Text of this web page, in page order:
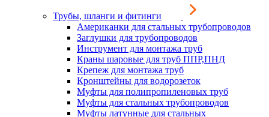
Трубы, шланги и фитинги
Американки для стальных трубопроводов
Заглушки для трубопроводов
Инструмент для монтажа труб
Краны шаровые для труб ППР,ПНД
Крепеж для монтажа труб
Кронштейны для водорозеток
Муфты для полипропиленовых труб
Муфты для стальных трубопроводов
Муфты латунные для стальных